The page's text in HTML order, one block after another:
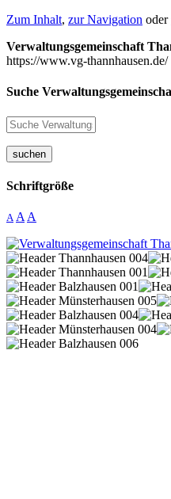
Zum Inhalt, zur Navigation oder
Verwaltungsgemeinschaft
https://www.vg-thannhausen.de/
Suche
suchen
Schriftgröße
A A A